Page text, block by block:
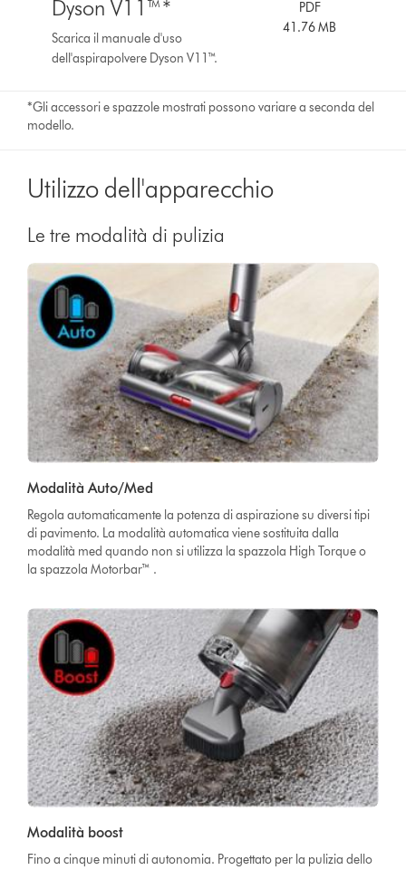
Dyson V11™*
Scarica il manuale d'uso
dell'aspirapolvere Dyson V11™.
PDF
41.76 MB
*Gli accessori e spazzole mostrati possono variare a seconda del
modello.
Utilizzo dell'apparecchio
Le tre modalità di pulizia
Modalità Auto/Med
Regola automaticamente la potenza di aspirazione su diversi tipi
di pavimento. La modalità automatica viene sostituita dalla
modalità med quando non si utilizza la spazzola High Torque o
la spazzola Motorbar™ .
Modalità boost
Fino a cinque minuti di autonomia. Progettato per la pulizia dello